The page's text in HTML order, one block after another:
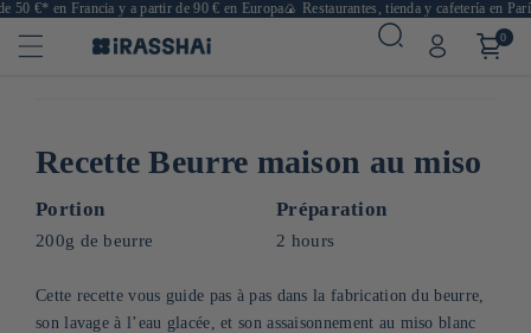
€* en Francia y a partir de 90 € en Europa🍙 Restaurantes, tienda y cafetería en París
0
Recette Beurre maison au miso
Portion
200g de beurre
Préparation
2 hours
Cette recette vous guide pas à pas dans la fabrication du beurre,
son lavage à l’eau glacée, et son assaisonnement au miso blanc